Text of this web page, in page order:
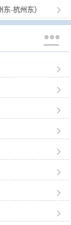
东-杭州东） 








